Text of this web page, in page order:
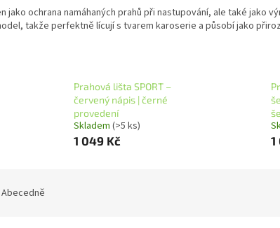
jako ochrana namáhaných prahů při nastupování, ale také jako
takže perfektně lícují s tvarem karoserie a působí jako
Prahová lišta SPORT –
červený nápis | černé
provedení
Skladem (>5 ks)
1 049 Kč
1
Abecedně